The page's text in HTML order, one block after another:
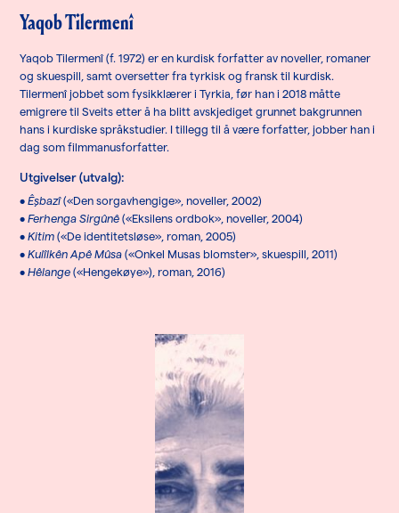
Yaqob Tilermenî
Yaqob Tilermenî (f. 1972) er en kurdisk forfatter av noveller, romaner
og skuespill, samt oversetter fra tyrkisk og fransk til kurdisk.
Tilermenî jobbet som fysikklærer i Tyrkia, før han i 2018 måtte
emigrere til Sveits etter å ha blitt avskjediget grunnet bakgrunnen
hans i kurdiske språkstudier. I tillegg til å være forfatter, jobber han i
dag som filmmanusforfatter.
Utgivelser (utvalg):
•Êşbazî(«Den sorgavhengige», noveller, 2002)
•Ferhenga Sirgûnê («Eksilens ordbok», noveller, 2004)
•Kitim («De identitetsløse», roman, 2005)
•Kulîlkên Apê Mûsa(«Onkel Musas blomster», skuespill, 2011)
•Hêlange («Hengekøye»), roman, 2016)